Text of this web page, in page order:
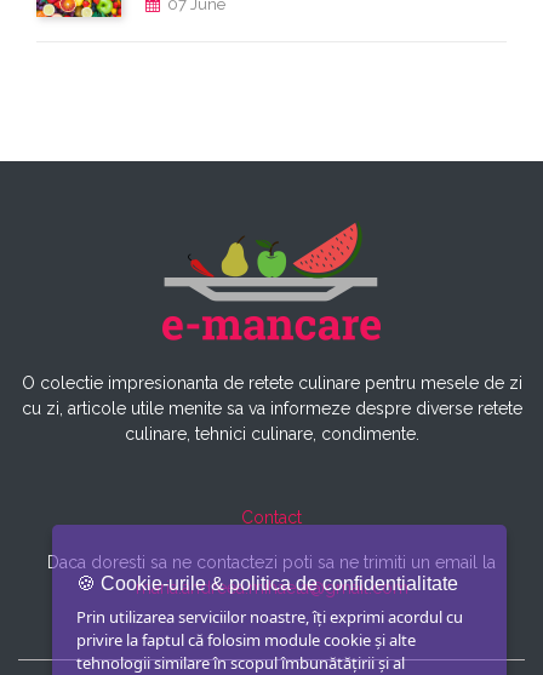
07 June
O colectie impresionanta de retete culinare pentru mesele de zi
cu zi, articole utile menite sa va informeze despre diverse retete
culinare, tehnici culinare, condimente.
Contact
Daca doresti sa ne contactezi poti sa ne trimiti un email la
maria.andreea.mihaela@gmail.com
🍪 Cookie-urile & politica de confidentialitate
Prin utilizarea serviciilor noastre, îți exprimi acordul cu
privire la faptul că folosim module cookie și alte
tehnologii similare în scopul îmbunătățirii și al